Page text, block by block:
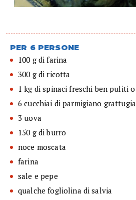
PER 6 PERSONE
100 g di farina
300 g di ricotta
1 kg di spinaci freschi ben puliti
6 cucchiai di parmigiano
3 uova
150 g di burro
noce moscata
farina
sale e pepe
qualche fogliolina di salvia